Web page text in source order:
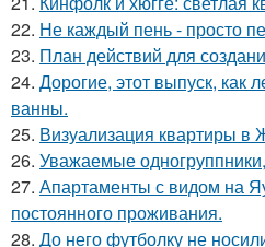
22. Не каждый пень - просто
23. План действий для
24. Дорогие, этот выпуск, как
ванны.
25. Визуализация квартиры
26. Уважаемые
27. Апартаменты с видом на
постоянного проживания.
28. До него футболку не